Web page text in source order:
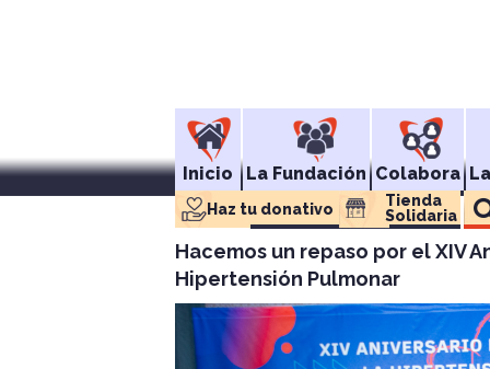
Inicio La Fundación Colabora
Haz tu donativo
Tienda
Solidaria
Hacemos un repaso por el XIV
Hipertensión Pulmonar